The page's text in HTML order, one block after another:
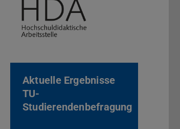
Aktuelle Ergebnisse
TU-
Studierendenbefragung